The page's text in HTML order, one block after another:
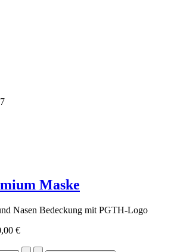
Maske
Nasen Bedeckung mit PGTH-Logo
€